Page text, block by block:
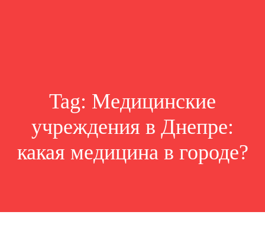
Tag: Медицинские
учреждения в Днепре:
какая медицина в городе?